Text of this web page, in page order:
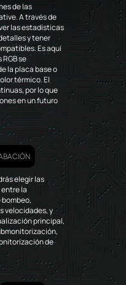
de las
A través de
las estadísticas
y tener
Es aquí
se
la placa base o
térmico. El
por lo que
en un futuro
elegir las
la
velocidades, y
principal,
de